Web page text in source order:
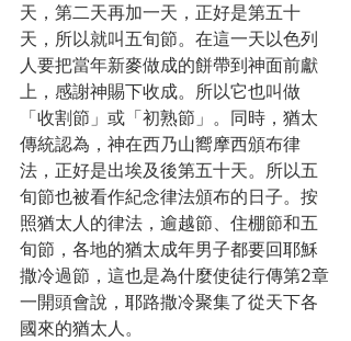
天，第二天再加一天，正好是第五十
天，所以就叫五旬節。在這一天以色列
人要把當年新麥做成的餅帶到神面前獻
上，感謝神賜下收成。所以它也叫做
「收割節」或「初熟節」。同時，猶太
傳統認為，神在西乃山嚮摩西頒布律
法，正好是出埃及後第五十天。所以五
旬節也被看作紀念律法頒布的日子。按
照猶太人的律法，逾越節、住棚節和五
旬節，各地的猶太成年男子都要回耶穌
撒冷過節，這也是為什麼使徒行傳第2章
一開頭會說，耶路撒冷聚集了從天下各
國來的猶太人。